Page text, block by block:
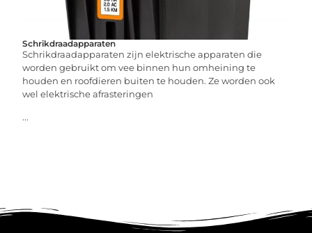
Schrikdraadapparaten
Schrikdraadapparaten zijn elektrische apparaten die
worden gebruikt om vee binnen hun omheining te
houden en roofdieren buiten te houden. Ze worden ook
wel elektrische afrasteringen
...